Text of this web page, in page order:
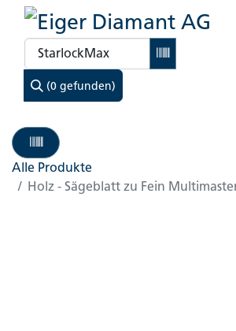
(0 gefunden)
Alle Produkte
Holz - Sägeblatt zu Fein